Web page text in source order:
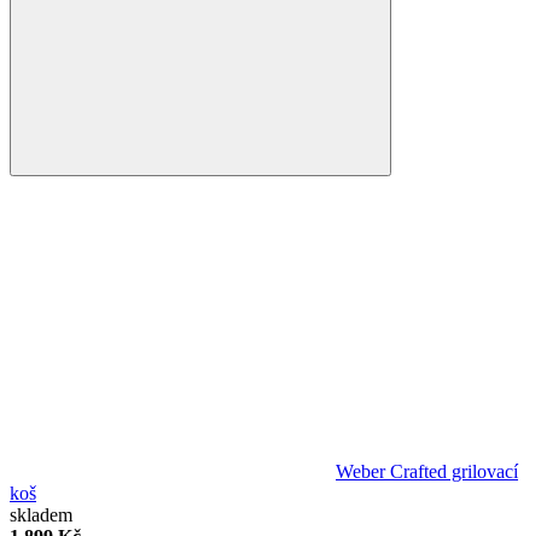
Weber Crafted grilovací
koš
skladem